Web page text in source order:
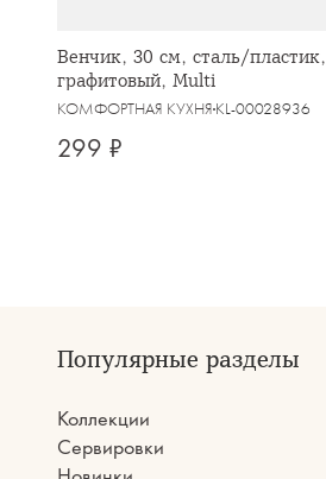
Венчик, 30 см, сталь/пластик,
графитовый, Multi
КОМФОРТНАЯ КУХНЯ KL-00028936
299 ₽
Популярные разделы
Коллекции
Сервировки